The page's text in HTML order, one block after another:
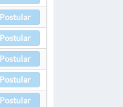
Postular
Postular
Postular
Postular
Postular